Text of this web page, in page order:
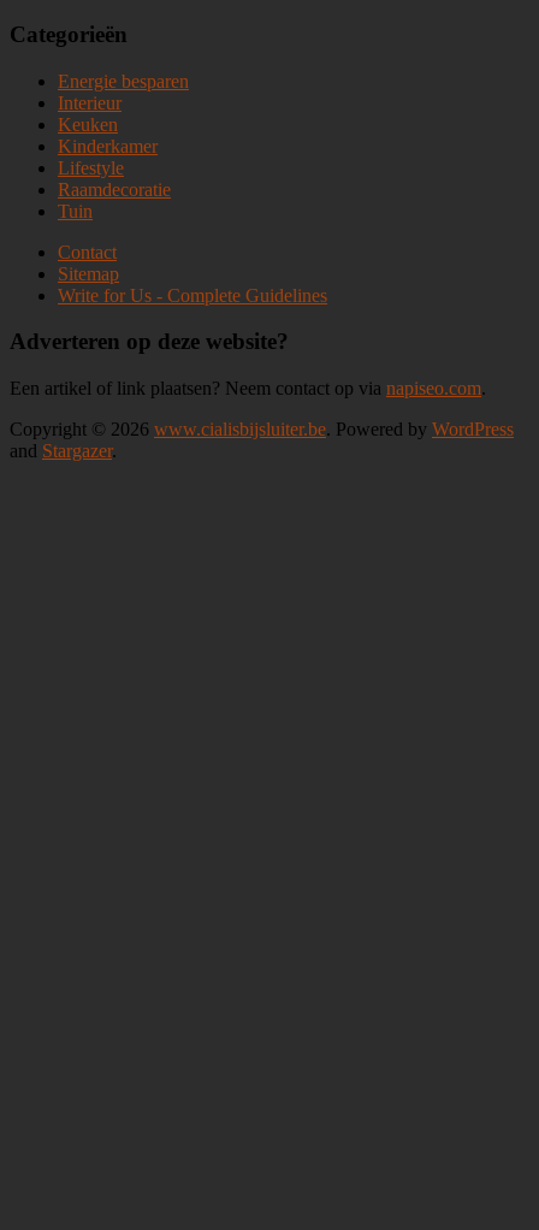
Categorieën
Energie besparen
Interieur
Keuken
Kinderkamer
Lifestyle
Raamdecoratie
Tuin
Contact
Sitemap
Write for Us - Complete Guidelines
Adverteren op deze website?
Een artikel of link plaatsen? Neem contact op via napiseo.com.
Copyright © 2026 www.cialisbijsluiter.be. Powered by WordPress
and Stargazer.